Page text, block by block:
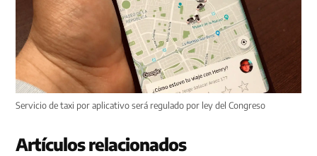
Servicio de taxi por aplicativo será regulado por ley del Congreso
Artículos relacionados